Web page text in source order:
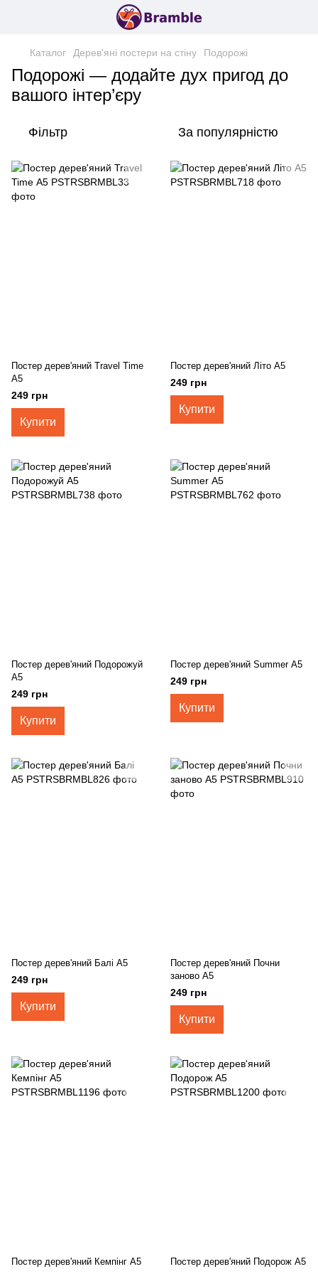
Каталог Дерев'яні постери на стіну Подорожі
Подорожі — додайте дух пригод до
вашого інтер’єру
Фільтр За популярністю
Постер дерев'яний Travel Time
А5
249 грн
Купити
Постер дерев'яний Літо А5
249 грн
Купити
Постер дерев'яний Подорожуй
А5
249 грн
Купити
Постер дерев'яний Summer А5
249 грн
Купити
Постер дерев'яний Балі А5
249 грн
Купити
Постер дерев'яний Почни
заново А5
249 грн
Купити
Постер дерев'яний Кемпінг А5 Постер дерев'яний Подорож А5